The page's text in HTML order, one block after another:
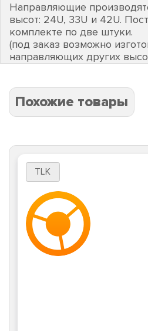
Направляющие
высот: 24U, 33U и 42U.
комплекте по две штуки.
(под заказ возможно
направляющих других
Похожие товары
TLK